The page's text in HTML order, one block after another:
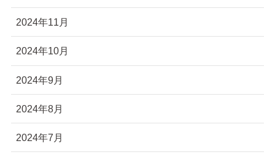
2024年11月
2024年10月
2024年9月
2024年8月
2024年7月